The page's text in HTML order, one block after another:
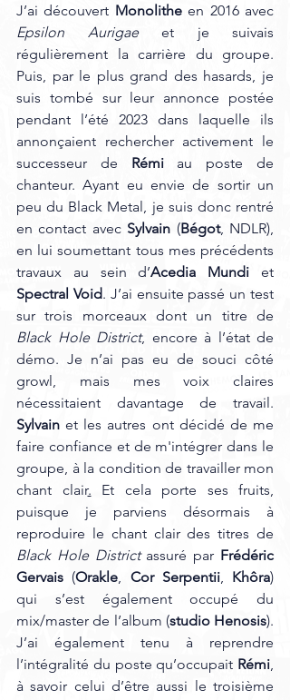
J’ai découvert Monolithe
Epsilon Aurigae et je suivais
régulièrement la carrière du groupe.
Puis, par le plus grand des hasards, je
suis tombé sur leur annonce postée
pendant l’été 2023 dans laquelle ils
annonçaient rechercher activement le
successeur de Rémi au poste de
chanteur. Ayant eu envie de sortir un
peu du Black Metal, je suis donc rentré
en contact avec Sylvain (Bégot, NDLR),
en lui soumettant tous mes précédents
travaux au sein d’Acedia Mundi
Spectral Void. J’ai ensuite passé un test
Black Hole District, encore à l’état de
démo. Je n’ai pas eu de souci côté
growl, mais mes voix claires
Sylvain et les autres ont décidé de me
faire confiance et de m'intégrer dans le
groupe, à la condition de travailler mon
chant clair.
Et cela porte ses fruits,
puisque je parviens désormais à
Black Hole District assuré par Frédéric
Gervais (Orakle Cor Serpentii, Khôra)
qui s’est également occupé du
mix/master de l’album (studio Henosis).
J’ai également tenu à reprendre
l’intégralité du poste qu’occupait Rémi
à savoir celui d’être aussi le troisième